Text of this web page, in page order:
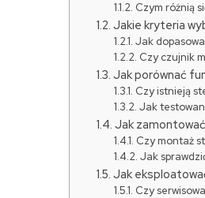
Czym różnią
Jakie kryteria
Jak
Czy czujnik
Jak porównać
Czy istnieją
Jak
Jak
Czy montaż
Jak
Jak
Czy